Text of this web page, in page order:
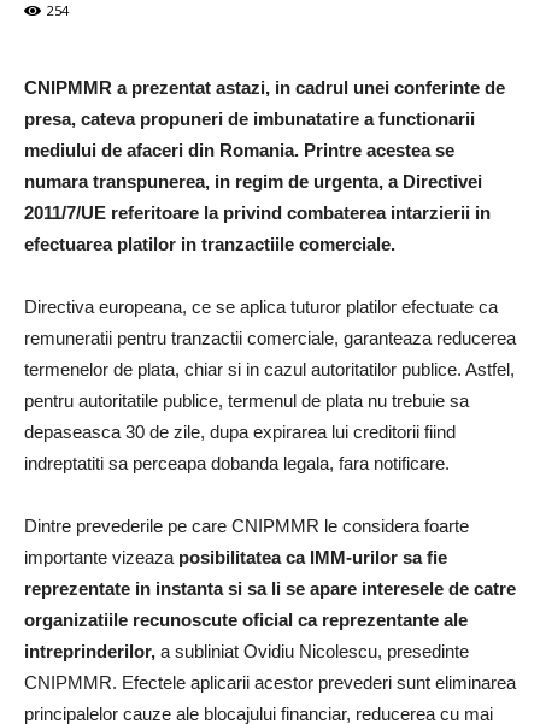
254
CNIPMMR a prezentat astazi, in cadrul unei conferinte de
presa, cateva propuneri de imbunatatire a functionarii
mediului de afaceri din Romania. Printre acestea se
numara transpunerea, in regim de urgenta, a Directivei
2011/7/UE referitoare la privind combaterea intarzierii in
efectuarea platilor in tranzactiile comerciale.
Directiva europeana, ce se aplica tuturor platilor efectuate ca
remuneratii pentru tranzactii comerciale, garanteaza reducerea
termenelor de plata, chiar si in cazul autoritatilor publice. Astfel,
pentru autoritatile publice, termenul de plata nu trebuie sa
depaseasca 30 de zile, dupa expirarea lui creditorii fiind
indreptatiti sa perceapa dobanda legala, fara notificare.
Dintre prevederile pe care CNIPMMR le considera foarte
importante vizeaza posibilitatea ca IMM-urilor sa fie
reprezentate in instanta si sa li se apare interesele de catre
organizatiile recunoscute oficial ca reprezentante ale
intreprinderilor, a subliniat Ovidiu Nicolescu, presedinte
CNIPMMR. Efectele aplicarii acestor prevederi sunt eliminarea
principalelor cauze ale blocajului financiar, reducerea cu mai